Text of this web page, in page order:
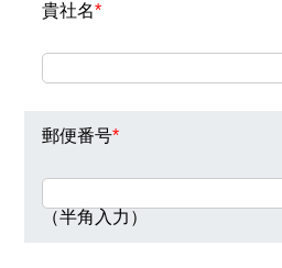
貴社名*
郵便番号*
（半角入力）